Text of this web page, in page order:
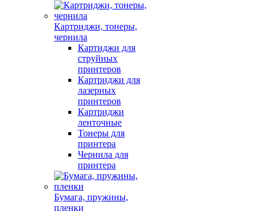
Картриджи, тонеры,
чернила
Картиджи для
струйных
принтеров
Картриджи для
лазерных
принтеров
Картриджи
ленточные
Тонеры для
принтера
Чернила для
принтера
Бумага, пружины,
пленки